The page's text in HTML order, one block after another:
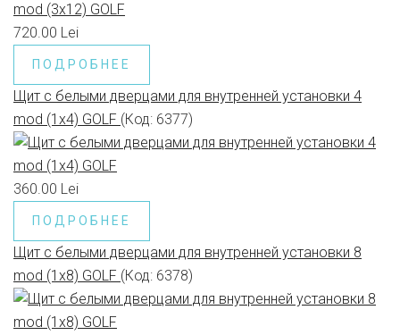
720.00 Lei
ПОДРОБНЕЕ
Щит с белыми дверцами для внутренней установки 4
mod (1x4) GOLF (Код: 6377)
360.00 Lei
ПОДРОБНЕЕ
Щит с белыми дверцами для внутренней установки 8
mod (1x8) GOLF (Код: 6378)